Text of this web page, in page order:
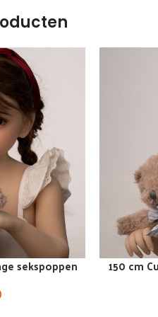
sekspoppen
VOEG TOE
150 cm